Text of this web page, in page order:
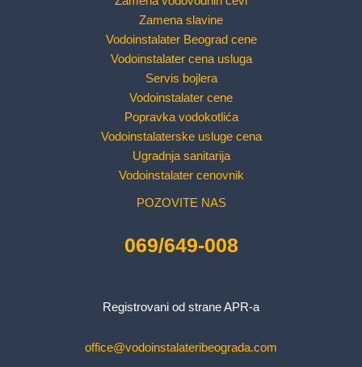
Zamena slavine
Vodoinstalater Beograd cene
Vodoinstalater cena usluga
Servis bojlera
Vodoinstalater cene
Popravka vodokotlića
Vodoinstalaterske usluge cena
Ugradnja sanitarija
Vodoinstalater cenovnik
POZOVITE NAS
069/649-008
Registrovani od strane APR-a
office@vodoinstalateribeograda.com